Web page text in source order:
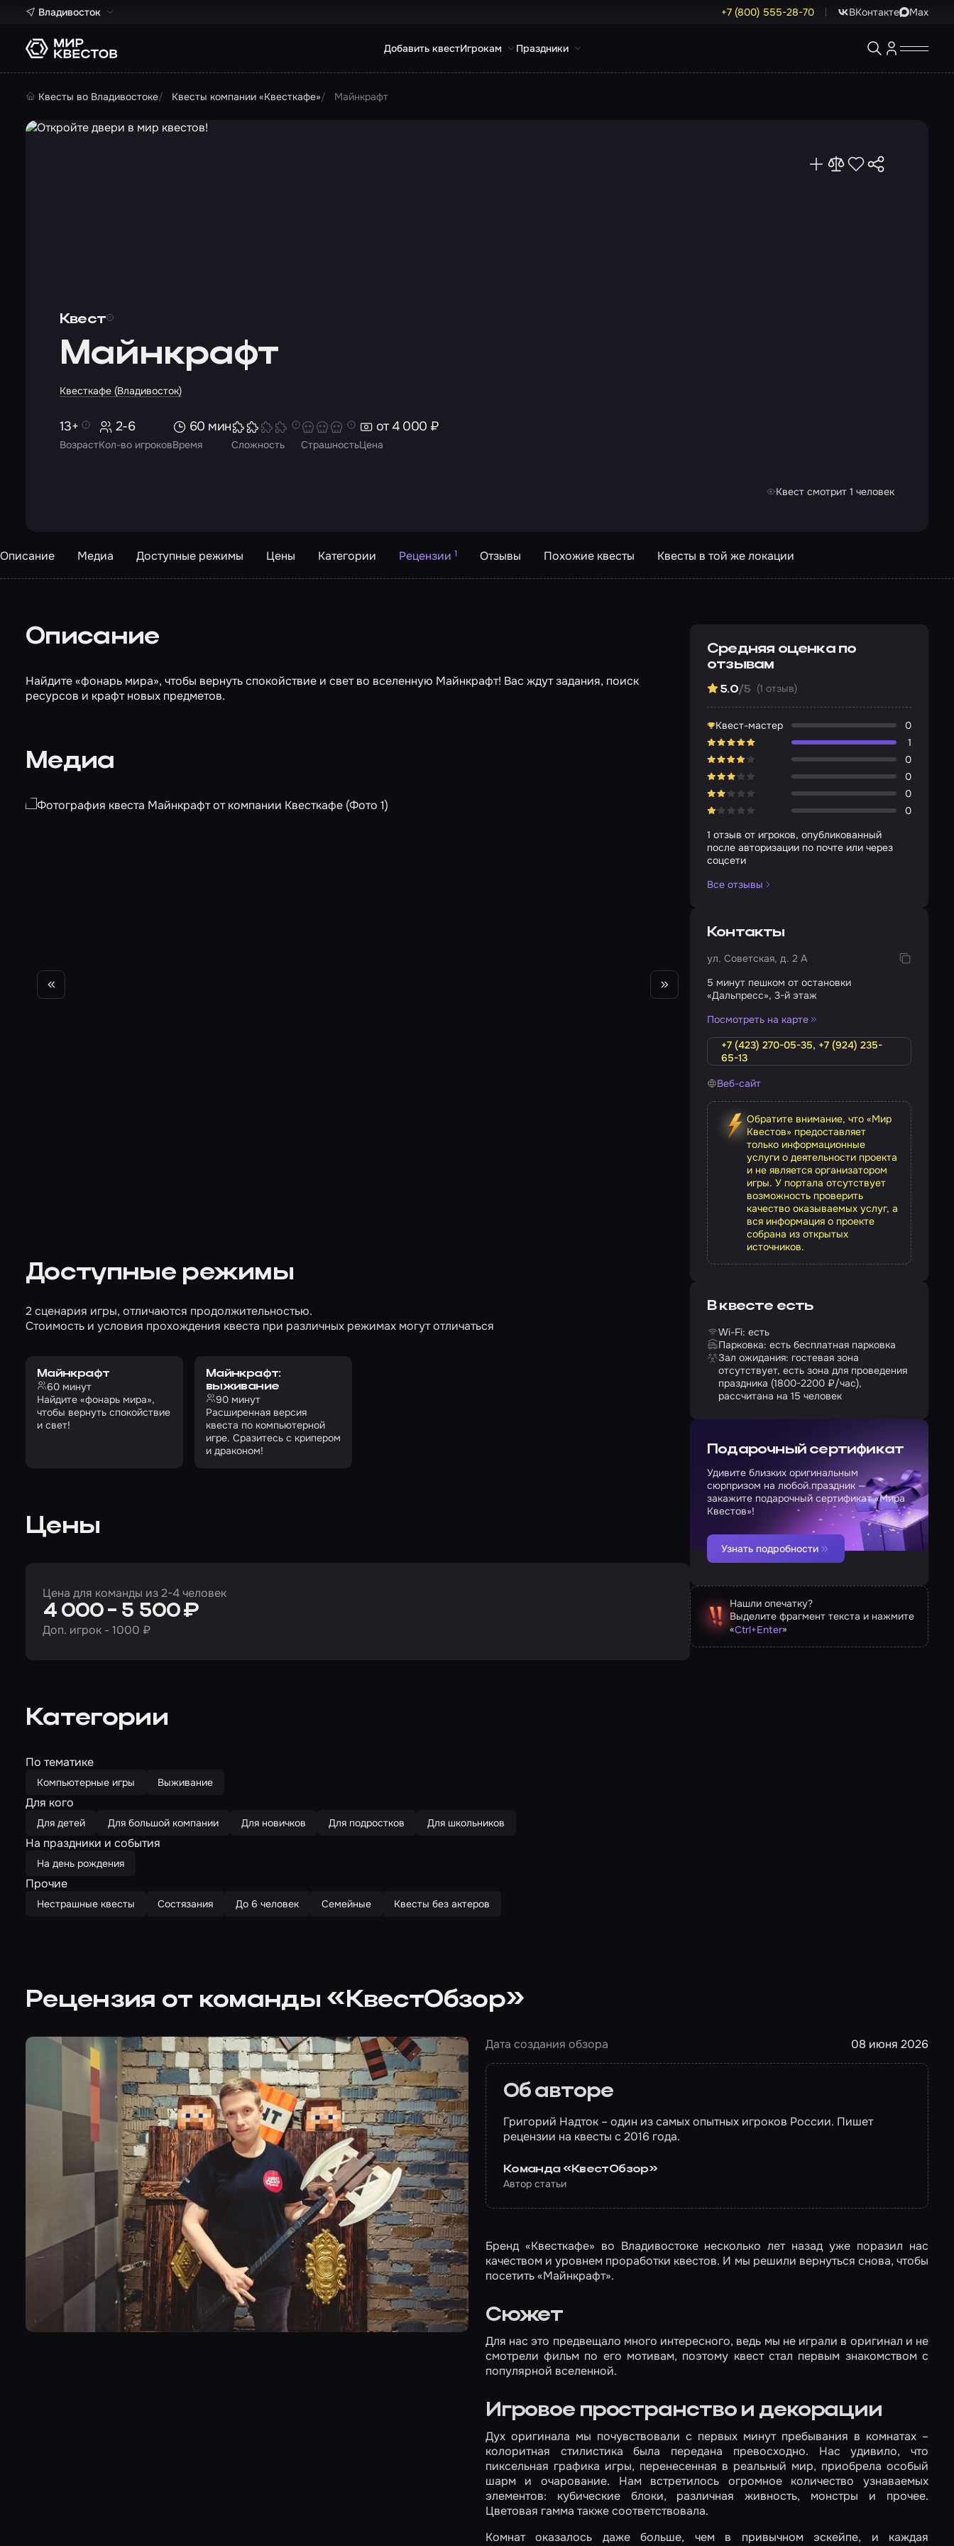
Владивосток +7 (800) 555-28-70 ВКонтакте Max
Добавить квестИгрокам Праздники
Квесты во Владивостоке Квесты компании «Квесткафе» Майнкрафт
Квест
Майнкрафт
Квесткафе (Владивосток)
Возраст
13+
Кол-во игроков
2-6
Время
60 мин
Сложность СтрашностьЦена
от 4 000 ₽
Квест смотрит 1 человек
Описание Медиа Доступные режимы Цены Категории Рецензии 1 Отзывы Похожие квесты Квесты в той же локации
Описание
Найдите «фонарь мира», чтобы вернуть спокойствие и свет во вселенную Майнкрафт! Вас ждут задания, поиск
ресурсов и крафт новых предметов.
Медиа
Доступные режимы
2 сценария игры, отличаются продолжительностью.
Стоимость и условия прохождения квеста при различных режимах могут отличаться
Майнкрафт
60 минут
Найдите «фонарь мира»,
чтобы вернуть спокойствие
и свет!
Майнкрафт:
выживание
90 минут
Расширенная версия
квеста по компьютерной
игре. Сразитесь с крипером
и драконом!
Цены
Цена для команды из 2-4 человек
4 000 - 5 500 ₽
Доп. игрок - 1000 ₽
Средняя оценка по
отзывам
5.0/5 (1 отзыв)
Квест-мастер
0
1
0
0
0
0
1 отзыв от игроков, опубликованный
после авторизации по почте или через
соцсети
Все отзывы
Контакты
ул. Советская, д. 2 А
5 минут пешком от остановки
«Дальпресс», 3-й этаж
Посмотреть на карте
+7 (423) 270-05-35, +7 (924) 235-
65-13
Веб-сайт
Обратите внимание, что «Мир
Квестов» предоставляет
только информационные
услуги о деятельности проекта
и не является организатором
игры. У портала отсутствует
возможность проверить
качество оказываемых услуг, а
вся информация о проекте
собрана из открытых
источников.
В квесте есть
Wi-Fi: есть
Парковка: есть бесплатная парковка
Зал ожидания: гостевая зона
отсутствует, есть зона для проведения
праздника (1800-2200 ₽/час),
рассчитана на 15 человек
Подарочный сертификат
Удивите близких оригинальным
сюрпризом на любой праздник —
закажите подарочный сертификат «Мира
Квестов»!
Узнать подробности
Нашли опечатку?
Выделите фрагмент текста и нажмите
«Ctrl+Enter»
Категории
По тематике
Компьютерные игры Выживание
Для кого
Для детей Для большой компании Для новичков Для подростков Для школьников
На праздники и события
На день рождения
Прочие
Нестрашные квесты Состязания До 6 человек Семейные Квесты без актеров
Рецензия от команды «КвестОбзор»
Дата создания обзора 08 июня 2026
Об авторе
Григорий Надток – один из самых опытных игроков России. Пишет
рецензии на квесты с 2016 года.
Команда «КвестОбзор»
Автор статьи
Бренд «Квесткафе» во Владивостоке несколько лет назад уже поразил нас
качеством и уровнем проработки квестов. И мы решили вернуться снова, чтобы
посетить «Майнкрафт».
Сюжет
Для нас это предвещало много интересного, ведь мы не играли в оригинал и не
смотрели фильм по его мотивам, поэтому квест стал первым знакомством с
популярной вселенной.
Игровое пространство и декорации
Дух оригинала мы почувствовали с первых минут пребывания в комнатах –
колоритная стилистика была передана превосходно. Нас удивило, что
пиксельная графика игры, перенесенная в реальный мир, приобрела особый
шарм и очарование. Нам встретилось огромное количество узнаваемых
элементов: кубические блоки, различная живность, монстры и прочее.
Цветовая гамма также соответствовала.
Комнат оказалось даже больше, чем в привычном эскейпе, и каждая